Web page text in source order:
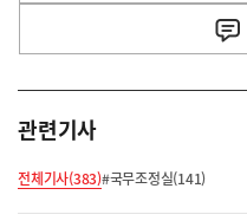
관련기사
전체기사(383)#국무조정실(141)